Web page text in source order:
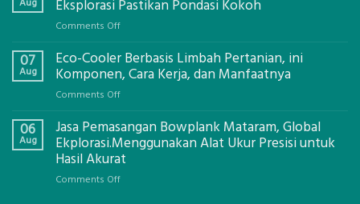
Aug
Eksplorasi Pastikan Pondasi Kokoh
Comments Offon
Sondir
Tanah
Eksplorasi
Pastikan
Pondasi
Kokoh
07
Aug
Eco-Cooler Berbasis Limbah Pertanian, ini
Komponen, Cara Kerja, dan Manfaatnya
Comments Offon
Cooler
Berbasis
Limbah
06
Aug
Jasa Pemasangan Bowplank Mataram, Global
Ekplorasi.Menggunakan Alat Ukur Presisi untuk
Hasil Akurat
Comments Offon